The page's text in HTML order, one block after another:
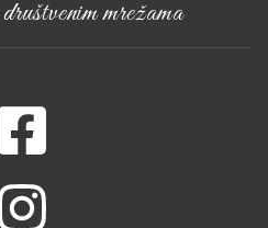
mrežama